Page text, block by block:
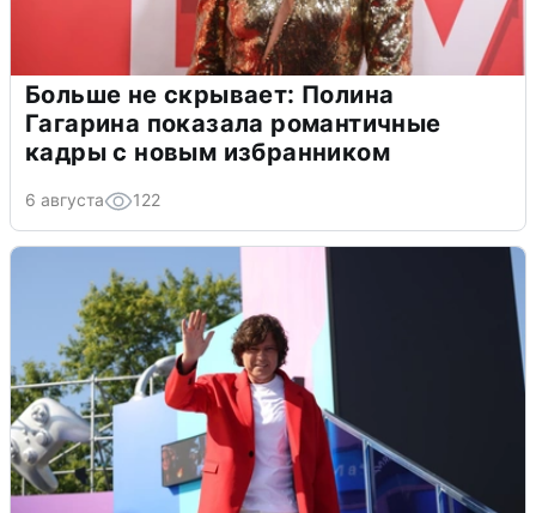
Больше не скрывает: Полина
Гагарина показала романтичные
кадры с новым избранником
6 августа 122